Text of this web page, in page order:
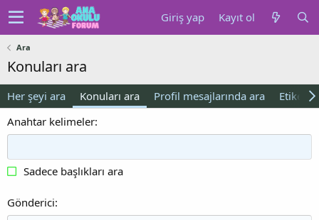
Giriş yap Kayıt ol
Ara
Konuları ara
Her şeyi ara Konuları ara Profil mesajlarında ara
Anahtar kelimeler
Sadece başlıkları ara
Gönderici